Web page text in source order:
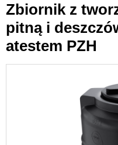
Zbiornik z
pitną i
atestem PZH